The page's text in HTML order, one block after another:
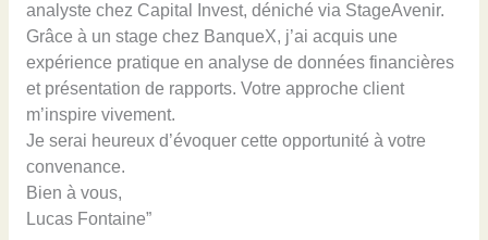
analyste chez Capital Invest, déniché via StageAvenir.
Grâce à un stage chez BanqueX, j’ai acquis une
expérience pratique en analyse de données financières
et présentation de rapports. Votre approche client
m’inspire vivement.
Je serai heureux d’évoquer cette opportunité à votre
convenance.
Bien à vous,
Lucas Fontaine”